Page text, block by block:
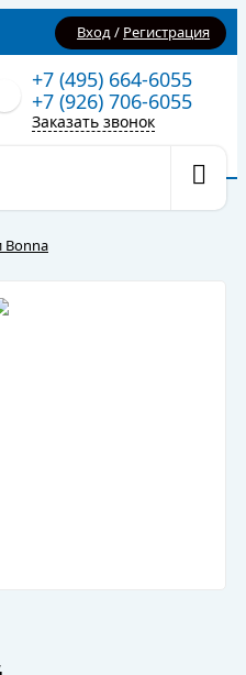
Вход/ Регистрация
+7 (495) 664-6055
+7 (926) 706-6055
Заказать звонок
Bonna